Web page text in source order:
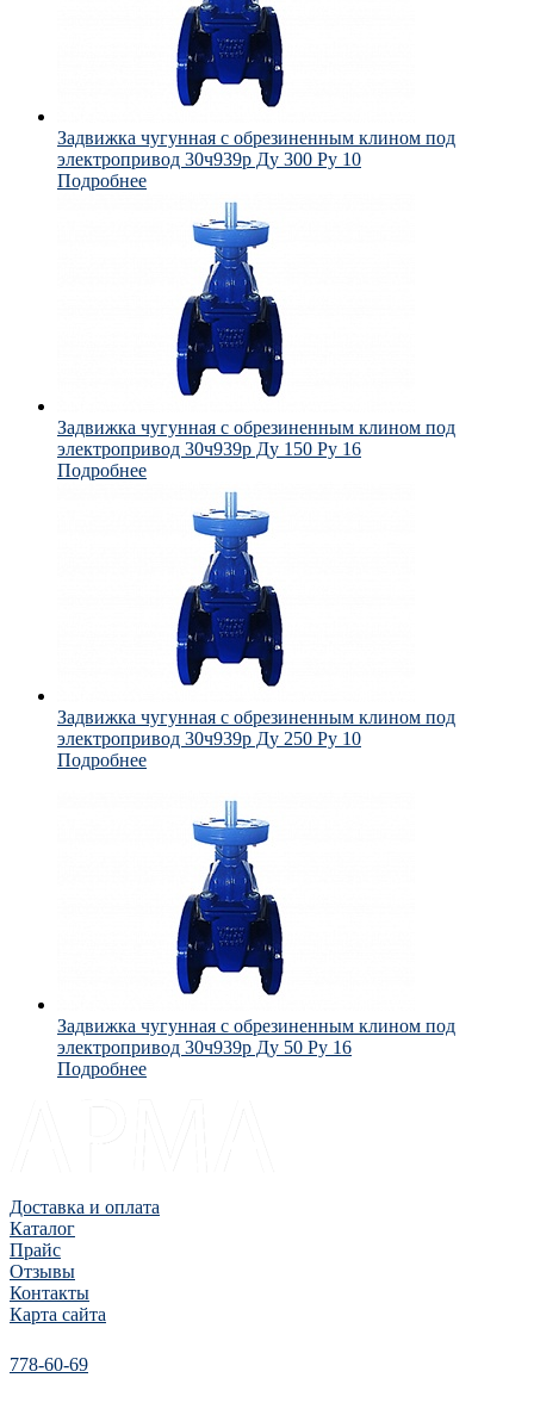
Задвижка чугунная с обрезиненным клином под
электропривод 30ч939р Ду 300 Ру 10
Подробнее
Задвижка чугунная с обрезиненным клином под
электропривод 30ч939р Ду 150 Ру 16
Подробнее
Задвижка чугунная с обрезиненным клином под
электропривод 30ч939р Ду 250 Ру 10
Подробнее
Задвижка чугунная с обрезиненным клином под
электропривод 30ч939р Ду 50 Ру 16
Подробнее
Доставка и оплата
Каталог
Прайс
Отзывы
Контакты
Карта сайта
778-60-69